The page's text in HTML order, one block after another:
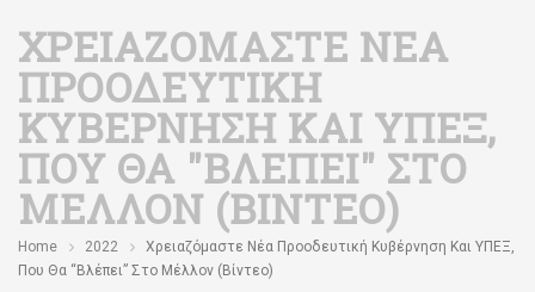
ΧΡΕΙΑΖΌΜΑΣΤΕ ΝΈΑ
ΠΡΟΟΔΕΥΤΙΚΉ
ΚΥΒΈΡΝΗΣΗ ΚΑΙ ΥΠΕΞ,
ΠΟΥ ΘΑ "ΒΛΈΠΕΙ" ΣΤΟ
ΜΈΛΛΟΝ (ΒΊΝΤΕΟ)
Home 2022
Χρειαζόμαστε Νέα Προοδευτική Κυβέρνηση Και ΥΠΕΞ,
Που Θα “βλέπει” Στο Μέλλον (βίντεο)